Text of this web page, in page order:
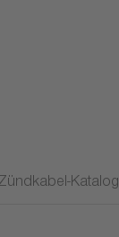
Katalog